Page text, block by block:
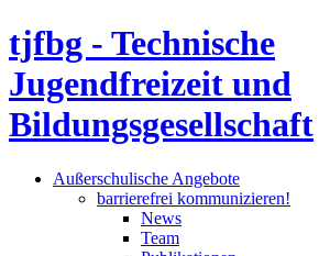
tjfbg - Technische
Jugendfreizeit und
Bildungsgesellschaft
Außerschulische Angebote
barrierefrei kommunizieren!
News
Team